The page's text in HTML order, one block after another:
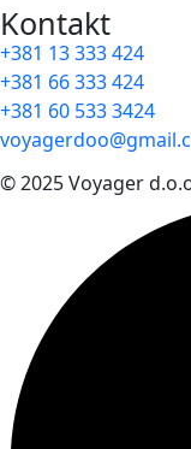
Kontakt
+381 13 333 424
+381 66 333 424
+381 60 533 3424
© 2025 Voyager